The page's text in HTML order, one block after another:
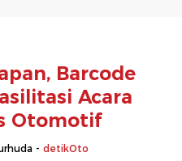
Barcode
Acara
Otomotif
- detikOto